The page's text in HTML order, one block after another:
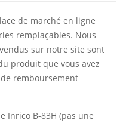
de marché en ligne
remplaçables. Nous
sur notre site sont
produit que vous avez
remboursement
Inrico B-83H (pas une